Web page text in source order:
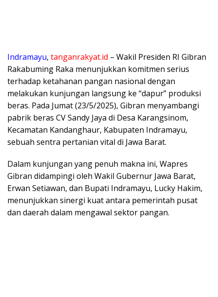
Indramayu, tanganrakyat.id – Wakil Presiden RI Gibran
Rakabuming Raka menunjukkan komitmen serius
terhadap ketahanan pangan nasional dengan
melakukan kunjungan langsung ke “dapur” produksi
beras. Pada Jumat (23/5/2025), Gibran menyambangi
pabrik beras CV Sandy Jaya di Desa Karangsinom,
Kecamatan Kandanghaur, Kabupaten Indramayu,
sebuah sentra pertanian vital di Jawa Barat.
Dalam kunjungan yang penuh makna ini, Wapres
Gibran didampingi oleh Wakil Gubernur Jawa Barat,
Erwan Setiawan, dan Bupati Indramayu, Lucky Hakim,
menunjukkan sinergi kuat antara pemerintah pusat
dan daerah dalam mengawal sektor pangan.